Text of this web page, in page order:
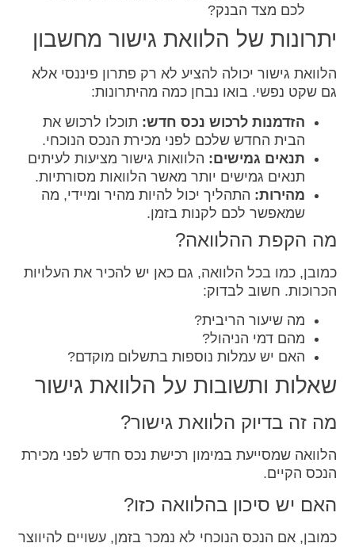
לכם מצד הבנק?
יתרונות של הלוואת גישור מחשבון
הלוואת גישור יכולה להציע לא רק פתרון פיננסי אלא
גם שקט נפשי. בואו נבחן כמה מהיתרונות:
הזדמנות לרכוש נכס חדש: תוכלו לרכוש את
הבית החדש שלכם לפני מכירת הנכס הנוכחי.
תנאים גמישים: הלוואות גישור מציעות לעיתים
תנאים גמישים יותר מאשר הלוואות מסורתיות.
מהירות: התהליך יכול להיות מהיר ומיידי, מה
שמאפשר לכם לקנות בזמן.
מה הקפת ההלוואה?
כמובן, כמו בכל הלוואה, גם כאן יש להכיר את העלויות
הכרוכות. חשוב לבדוק:
מה שיעור הריבית?
מהם דמי הניהול?
האם יש עמלות נוספות בתשלום מוקדם?
שאלות ותשובות על הלוואת גישור
מה זה בדיוק הלוואת גישור?
הלוואה שמסייעת במימון רכישת נכס חדש לפני מכירת
הנכס הקיים.
האם יש סיכון בהלוואה כזו?
כמובן, אם הנכס הנוכחי לא נמכר בזמן, עשויים להיווצר